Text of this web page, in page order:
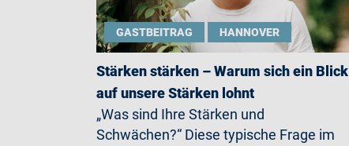
GASTBEITRAG HANNOVER
Stärken stärken – Warum sich ein Blick
auf unsere Stärken lohnt
„Was sind Ihre Stärken und
Schwächen?“ Diese typische Frage im